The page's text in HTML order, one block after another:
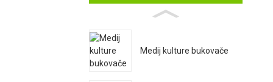
Medij kulture bukovače